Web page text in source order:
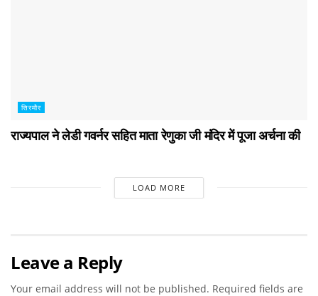
सिरमौर
राज्यपाल ने लेडी गवर्नर सहित माता रेणुका जी मंदिर में पूजा अर्चना की
LOAD MORE
Leave a Reply
Your email address will not be published. Required fields are